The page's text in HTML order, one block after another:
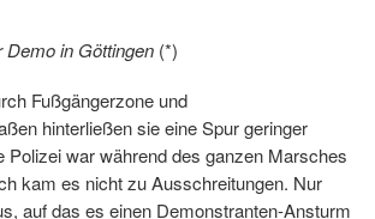
Demo in Göttingen (*)
Fußgängerzone und
hinterließen sie eine Spur geringer
Polizei war während des ganzen Marsches
kam es nicht zu Ausschreitungen. Nur
auf das es einen Demonstranten-Ansturm